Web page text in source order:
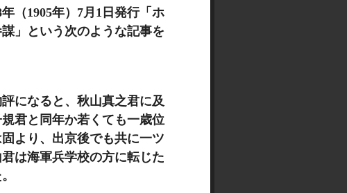
（1905年）7月1日発行「ホ
」という次のような記事を
になると、秋山真之君に及
君と同年か若くても一歳位
より、出京後でも共に一ツ
は海軍兵学校の方に転じた